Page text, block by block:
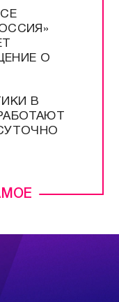
О
В